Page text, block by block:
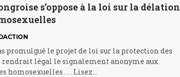
s’oppose à la loi sur la délation
promulgué le projet de loi sur la protection des
rendrait légal le signalement anonyme aux
homosexuelles . . . Lisez…